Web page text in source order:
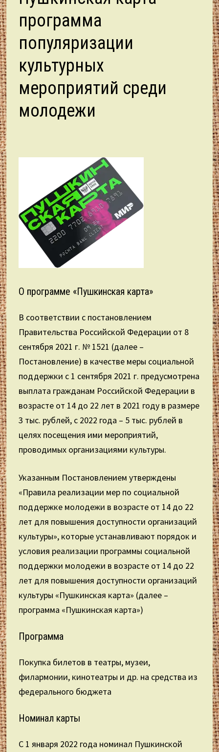
программа
популяризации
культурных
мероприятий среди
молодежи
О программе «Пушкинская карта»
В соответствии с постановлением
Правительства Российской Федерации от 8
сентября 2021 г. № 1521 (далее –
Постановление) в качестве меры социальной
поддержки с 1 сентября 2021 г. предусмотрена
выплата гражданам Российской Федерации в
возрасте от 14 до 22 лет в 2021 году в размере
3 тыс. рублей, с 2022 года – 5 тыс. рублей в
целях посещения ими мероприятий,
проводимых организациями культуры.
Указанным Постановлением утверждены
«Правила реализации мер по социальной
поддержке молодежи в возрасте от 14 до 22
лет для повышения доступности организаций
культуры», которые устанавливают порядок и
условия реализации программы социальной
поддержки молодежи в возрасте от 14 до 22
лет для повышения доступности организаций
культуры «Пушкинская карта» (далее –
программа «Пушкинская карта»)
Программа
Покупка билетов в театры, музеи,
филармонии, кинотеатры и др. на средства из
федерального бюджета
Номинал карты
С 1 января 2022 года номинал Пушкинской